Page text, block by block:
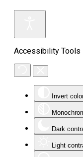
Accessibility Tools
Invert
Dark
Light